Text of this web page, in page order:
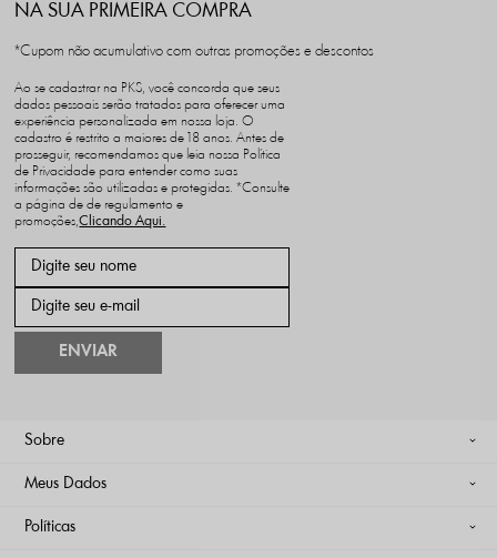
NA SUA PRIMEIRA COMPRA
*Cupom não acumulativo com outras promoções e descontos
ENVIAR
Ao se cadastrar na PKS, você concorda que seus
dados pessoais serão tratados para oferecer uma
experiência personalizada em nossa loja. O
cadastro é restrito a maiores de 18 anos. Antes de
prosseguir, recomendamos que leia nossa Política
de Privacidade para entender como suas
informações são utilizadas e protegidas. *Consulte
a página de de regulamento e
promoções,
Sobre
Meus Dados
Políticas